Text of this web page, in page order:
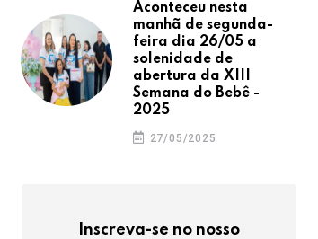
Aconteceu nesta
manhã de segunda-
feira dia 26/05 a
solenidade de
abertura da XIII
Semana do Bebê -
2025
27/05/2025
Inscreva-se no nosso